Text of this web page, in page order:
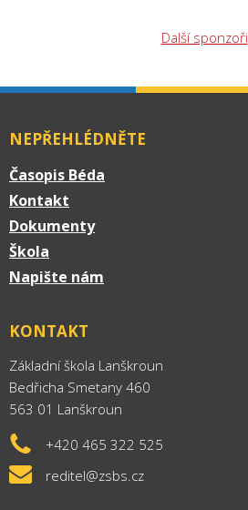
Další sponzoři
NEPŘEHLÉDNĚTE
Časopis Béda
Kontakt
Dokumenty
Škola
Napište nám
KONTAKT
Základní škola Lanškroun
Bedřicha Smetany 460
563 01 Lanškroun
+420 465 322 525
reditel@zsbs.cz